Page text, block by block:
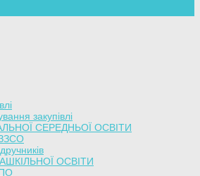
закупівлі
СЕРЕДНЬОЇ ОСВІТИ
ОСВІТИ